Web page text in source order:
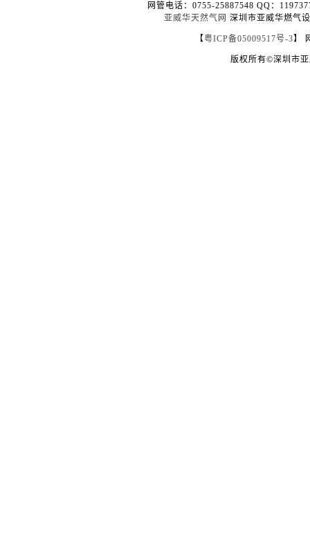
网管电话：0755-25887548 QQ：
亚威华天然气网 深圳市亚威华燃气
【粤ICP备05009517号-3】
版权所有©深圳市